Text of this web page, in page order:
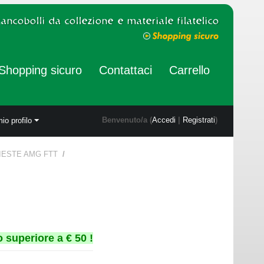
sicuro Contattaci Carrello
profilo Benvenuto/a (Accedi Registrati)
AMG FTT /
a € 50 !